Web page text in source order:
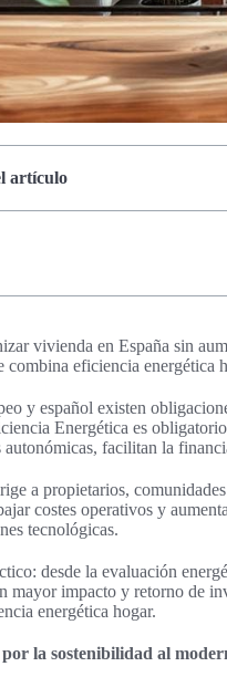
artículo
vivienda en España sin
combina eficiencia
y español existen
Energética es
autonómicas, facilitan la
a propietarios,
costes operativos y
tecnológicas.
desde la evaluación
mayor impacto y retorno de
energética hogar.
la sostenibilidad al